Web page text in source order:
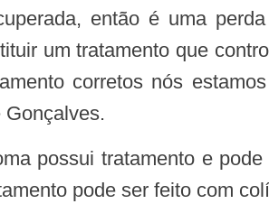
então é uma
um tratamento que
corretos nós
pode ser feito com